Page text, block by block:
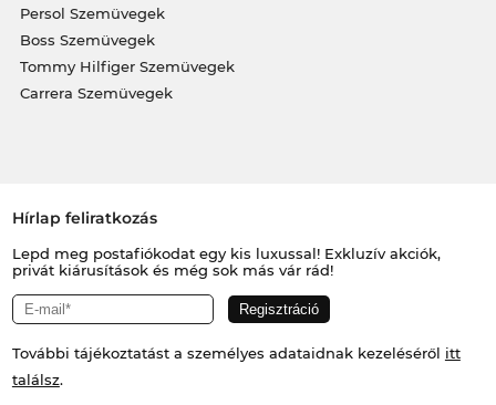
Persol Szemüvegek
Boss Szemüvegek
Tommy Hilfiger Szemüvegek
Carrera Szemüvegek
Hírlap feliratkozás
Lepd meg postafiókodat egy kis luxussal! Exkluzív akciók,
privát kiárusítások és még sok más vár rád!
További tájékoztatást a személyes adataidnak kezeléséről itt
találsz.